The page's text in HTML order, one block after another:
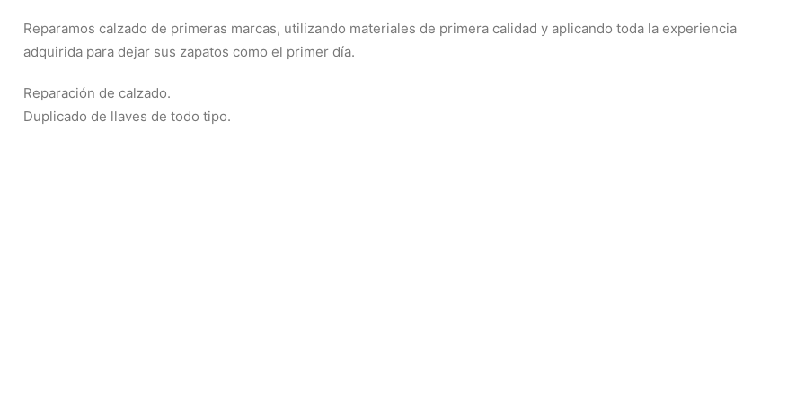
Reparamos calzado de primeras marcas, utilizando materiales de primera calidad y aplicando toda la experiencia
adquirida para dejar sus zapatos como el primer día.
Reparación de calzado.
Duplicado de llaves de todo tipo.